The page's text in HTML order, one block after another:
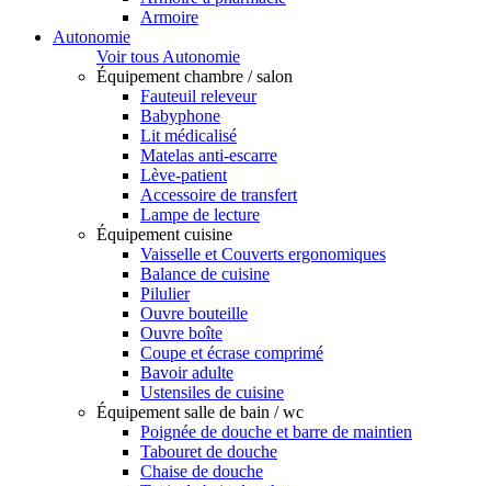
Armoire
Autonomie
Voir tous Autonomie
Équipement chambre / salon
Fauteuil releveur
Babyphone
Lit médicalisé
Matelas anti-escarre
Lève-patient
Accessoire de transfert
Lampe de lecture
Équipement cuisine
Vaisselle et Couverts ergonomiques
Balance de cuisine
Pilulier
Ouvre bouteille
Ouvre boîte
Coupe et écrase comprimé
Bavoir adulte
Ustensiles de cuisine
Équipement salle de bain / wc
Poignée de douche et barre de maintien
Tabouret de douche
Chaise de douche